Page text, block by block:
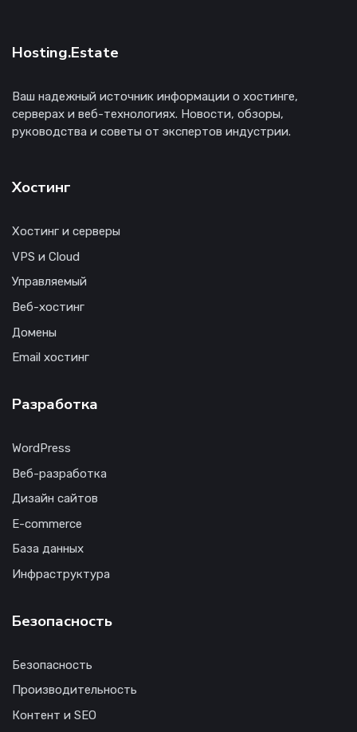
Hosting.Estate
Ваш надежный источник информации о хостинге,
серверах и веб-технологиях. Новости, обзоры,
руководства и советы от экспертов индустрии.
Хостинг
Хостинг и серверы
VPS и Cloud
Управляемый
Веб-хостинг
Домены
Email хостинг
Разработка
WordPress
Веб-разработка
Дизайн сайтов
E-commerce
База данных
Инфраструктура
Безопасность
Безопасность
Производительность
Контент и SEO